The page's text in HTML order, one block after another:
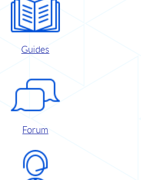
Guides
Forum